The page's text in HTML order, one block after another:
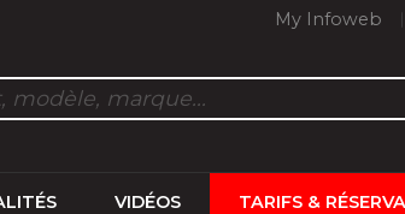
My Infoweb
VIDÉOS TARIFS &